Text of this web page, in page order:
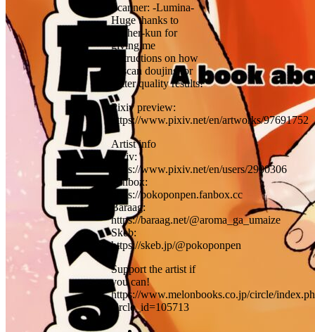
Scanner: -Lumina-
Huge thanks to
Cipher-kun for
giving me
instructions on how
to scan doujins for
better quality results!
Pixiv preview:
https://www.pixiv.net/en/artworks/97691752
Artist info
Pixiv:
https://www.pixiv.net/en/users/2900306
Fanbox:
https://pokoponpen.fanbox.cc
Baraag:
https://baraag.net/@aroma_ga_umaize
Skeb:
https://skeb.jp/@pokoponpen
Support the artist if
you can!
https://www.melonbooks.co.jp/circle/
circle_id=105713